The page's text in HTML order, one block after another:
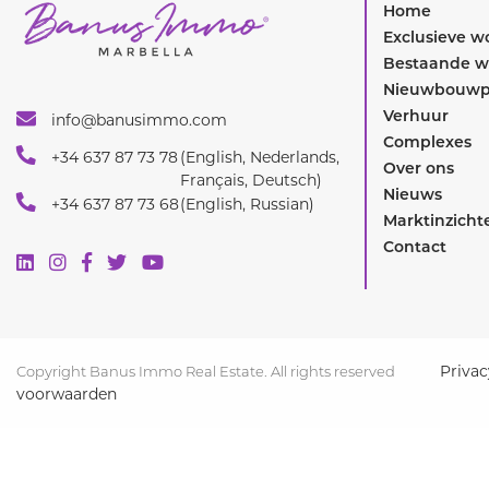
info@banusimmo.com
+34 637 87 73 78(English, Nederlands,
Français, Deutsch)
+34 637 87 73 68(English, Russian)
Home
Exclusieve
Bestaande
Verhuur
Complexes
Over ons
Nieuws
Contact
Copyright Banus Immo Real Estate. All rights reserved
voorwaarden